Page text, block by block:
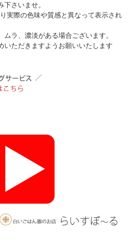
さいませ。
実際の色味や質感と異なって表示され
ラ、濃淡がある場合ございます。
ただきますようお願いいたします